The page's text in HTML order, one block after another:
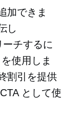
加できま
し
チするに
使用しま
割引を提供
として使